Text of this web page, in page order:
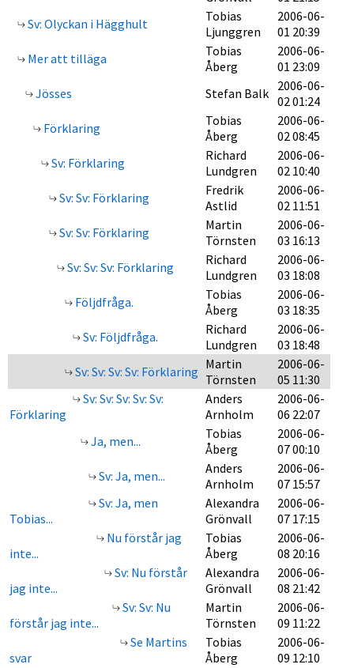
Sv: Olyckan i Hägghult
Tobias
Ljunggren
2006-06-
01 20:39
Mer att tilläga
Tobias
Åberg
2006-06-
01 23:09
Jösses
Stefan Balk 2006-06-
02 01:24
Förklaring
Tobias
Åberg
2006-06-
02 08:45
Sv: Förklaring
Richard
Lundgren
2006-06-
02 10:40
Sv: Sv: Förklaring
Fredrik
Astlid
2006-06-
02 11:51
Sv: Sv: Förklaring
Martin
Törnsten
2006-06-
03 16:13
Sv: Sv: Sv: Förklaring
Richard
Lundgren
2006-06-
03 18:08
Följdfråga.
Tobias
Åberg
2006-06-
03 18:35
Sv: Följdfråga.
Richard
Lundgren
2006-06-
03 18:48
Sv: Sv: Sv: Sv: Förklaring Martin
Törnsten
2006-06-
05 11:30
Sv: Sv: Sv: Sv: Sv:
Förklaring
Anders
Arnholm
2006-06-
06 22:07
Ja, men...
Tobias
Åberg
2006-06-
07 00:10
Sv: Ja, men...
Anders
Arnholm
2006-06-
07 15:57
Sv: Ja, men
Tobias...
Alexandra
Grönvall
2006-06-
07 17:15
Nu förstår jag
inte...
Tobias
Åberg
2006-06-
08 20:16
Sv: Nu förstår
jag inte...
Alexandra
Grönvall
2006-06-
08 21:42
Sv: Sv: Nu
förstår jag inte...
Martin
Törnsten
2006-06-
09 11:22
Se Martins
svar
Tobias
Åberg
2006-06-
09 12:10